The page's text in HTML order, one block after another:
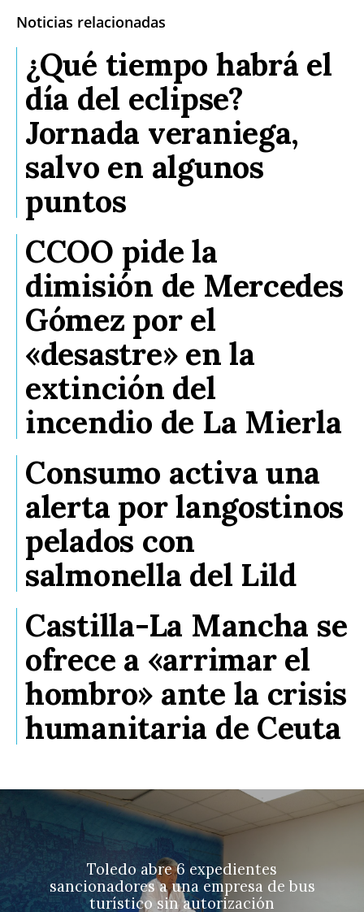
Noticias relacionadas
¿Qué tiempo habrá el
día del eclipse?
Jornada veraniega,
salvo en algunos
puntos
CCOO pide la
dimisión de Mercedes
Gómez por el
«desastre» en la
extinción del
incendio de La Mierla
Consumo activa una
alerta por langostinos
pelados con
salmonella del Lild
Castilla-La Mancha se
ofrece a «arrimar el
hombro» ante la crisis
humanitaria de Ceuta
Toledo abre 6 expedientes
sancionadores a una empresa de bus
turístico sin autorización